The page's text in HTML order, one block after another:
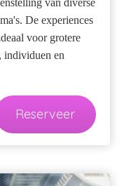
De experiences
voor grotere
individuen en
Reserveer